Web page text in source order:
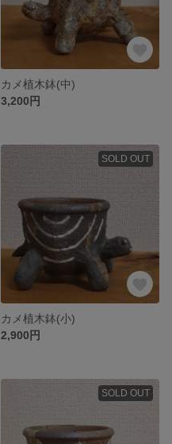
カメ植木鉢(中)
3,200円
SOLD OUT
カメ植木鉢(小)
2,900円
SOLD OUT